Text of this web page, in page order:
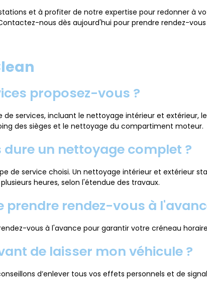
et à profiter de notre expertise pour redonner à
nous dès aujourd'hui pour prendre rendez-
proposez-vous ?
services, incluant le nettoyage intérieur et extérieur,
des sièges et le nettoyage du compartiment moteur.
dure un nettoyage complet ?
de service choisi. Un nettoyage intérieur et extérieur
heures, selon l'étendue des travaux.
prendre rendez-vous à
vous à l'avance pour garantir votre créneau
de laisser mon véhicule ?
d’enlever tous vos effets personnels et de